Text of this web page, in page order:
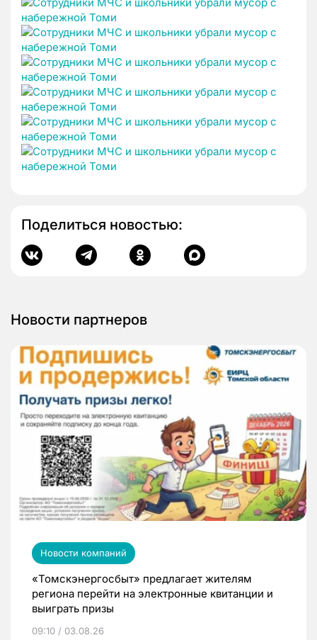
Поделиться новостью:
Новости партнеров
Новости компаний
«Томскэнергосбыт» предлагает жителям
региона перейти на электронные квитанции и
выиграть призы
09:10 / 03.08.26